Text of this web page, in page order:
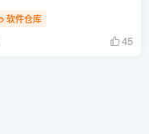
软件仓库
45